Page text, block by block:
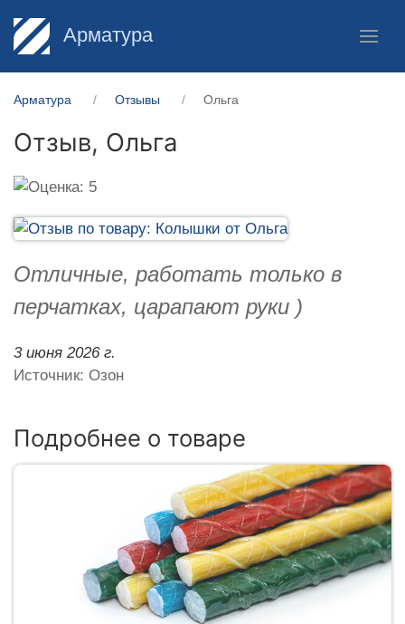
Арматура
Арматура Отзывы Ольга
Отзыв, Ольга
Отличные, работать только в
перчатках, царапают руки )
3 июня 2026 г.
Источник: Озон
Подробнее о товаре